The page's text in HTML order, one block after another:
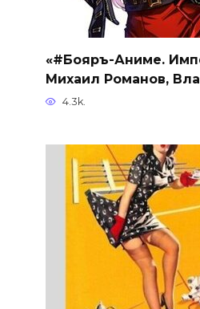
«#Бояръ-Аниме.
Михаил Романов,
4.3k.